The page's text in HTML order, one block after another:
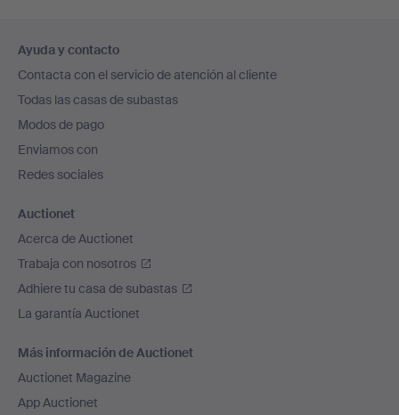
en
el
pie
de
página
Ayuda y contacto
Contacta con el servicio de atención al cliente
Todas las casas de subastas
Modos de pago
Enviamos con
Redes sociales
Auctionet
Acerca de Auctionet
Trabaja con nosotros
Adhiere tu casa de subastas
La garantía Auctionet
Más información de Auctionet
Auctionet Magazine
App Auctionet